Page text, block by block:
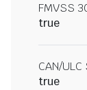
FMVSS
true
CAN/
true